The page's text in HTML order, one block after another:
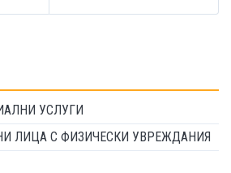
УСЛУГИ
ЛИЦА С ФИЗИЧЕСКИ УВРЕЖДАНИЯ